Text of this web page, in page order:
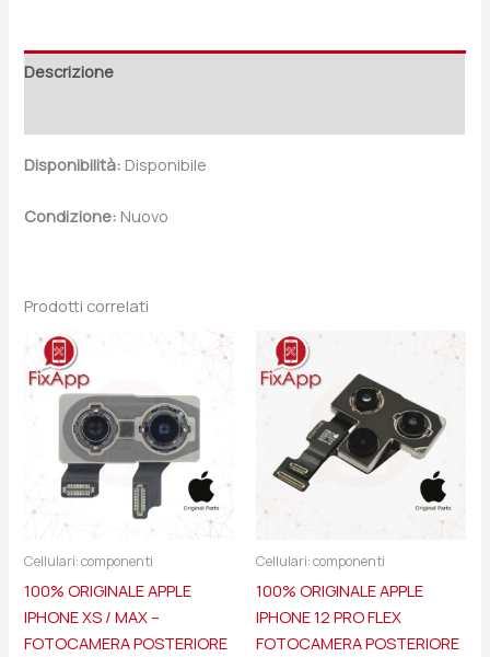
Descrizione
Disponibilità: Disponibile
Condizione: Nuovo
Prodotti correlati
Cellulari: componenti
100% ORIGINALE APPLE
IPHONE XS / MAX –
FOTOCAMERA POSTERIORE
Cellulari: componenti
100% ORIGINALE APPLE
IPHONE 12 PRO FLEX
FOTOCAMERA POSTERIORE